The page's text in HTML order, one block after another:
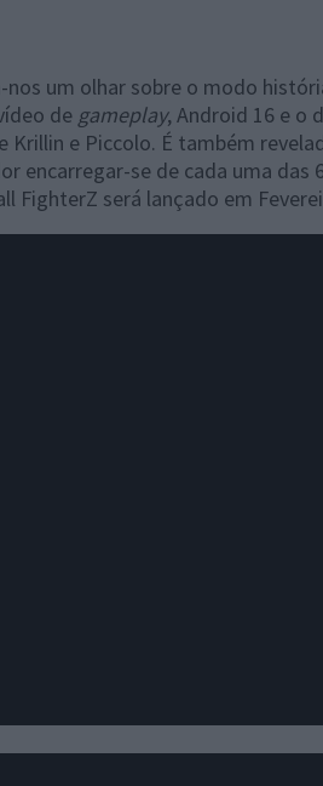
um olhar sobre o modo
de gameplay, Android 16 e o
e Piccolo. É também
encarregar-se de cada uma das
FighterZ será lançado em